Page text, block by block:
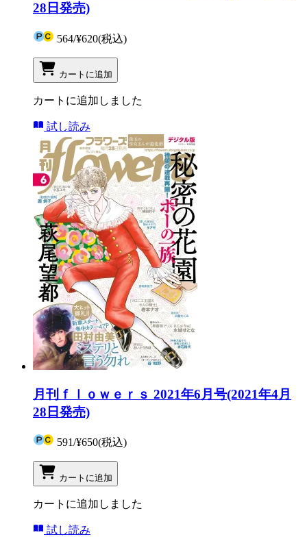
28日発売)
564/¥620(税込)
カートに追加
カートに追加しました
試し読み
月刊ｆｌｏｗｅｒｓ 2021年6月号(2021年4月
28日発売)
591/¥650(税込)
カートに追加
カートに追加しました
試し読み